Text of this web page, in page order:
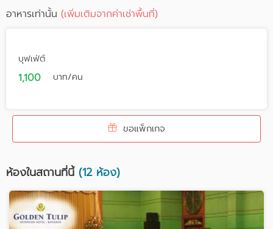
อาหารเท่านั้น (เพิ่มเติมจากค่าเช่าพื้นที่)
บุฟเฟ่ต์
1,100 บาท/คน
ขอแพ็กเกจ
ห้องในสถานที่นี้(12 ห้อง)